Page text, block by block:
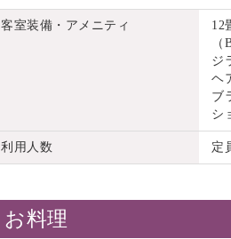
客室装備・アメニティ
12
ジ
ヘ
ブ
シ
利用人数 定
お料理